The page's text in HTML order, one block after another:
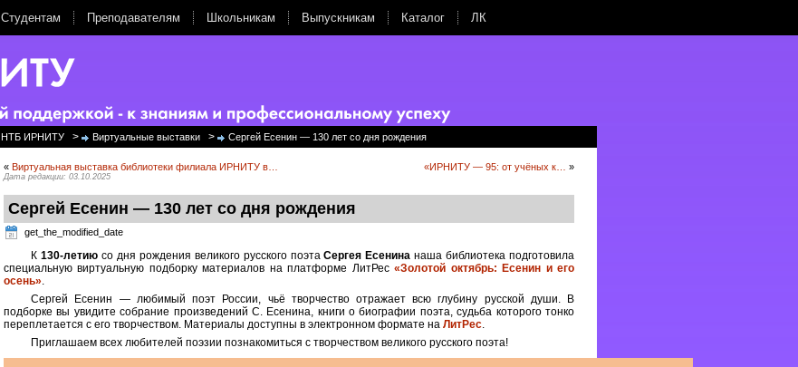
Студентам Преподавателям Школьникам Выпускникам Каталог ЛК
НТБ ИРНИТУ > Виртуальные выставки > Сергей Есенин — 130 лет со дня рождения
« Виртуальная выставка библиотеки филиала ИРНИТУ в… «ИРНИТУ — 95: от учёных к… »
Дата редакции: 03.10.2025
Сергей Есенин — 130 лет со дня рождения
get_the_modified_date
К130-летию со дня рождения великого русского поэтаСергея Есенина наша библиотека подготовила
специальную виртуальную подборку материалов на платформе ЛитРес«Золотой октябрь: Есенин и его
осень».
Сергей Есенин — любимый поэт России, чьё творчество отражает всю глубину русской души. В
подборке вы увидите собрание произведений С. Есенина, книги о биографии поэта, судьба которого тонко
переплетается с его творчеством. Материалы доступны в электронном формате на ЛитРес.
Приглашаем всех любителей поэзии познакомиться с творчеством великого русского поэта!